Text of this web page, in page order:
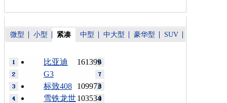
微型 小型 紧凑 中型 中大型 豪华型 SUV
161399
比亚迪
G3
109973
标致408
103534
雪铁龙世